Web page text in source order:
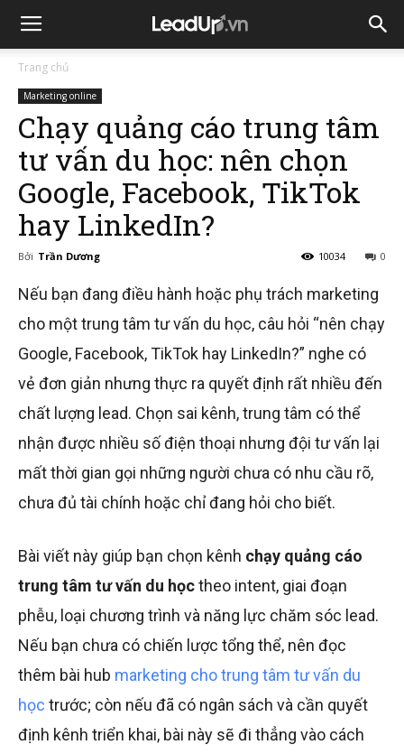
Trang chủ
Marketing online
Chạy quảng cáo trung tâm
tư vấn du học: nên chọn
Google, Facebook, TikTok
hay LinkedIn?
Bởi Trần Dương 0
10034
Nếu bạn đang điều hành hoặc phụ trách marketing
cho một trung tâm tư vấn du học, câu hỏi “nên chạy
Google, Facebook, TikTok hay LinkedIn?” nghe có
vẻ đơn giản nhưng thực ra quyết định rất nhiều đến
chất lượng lead. Chọn sai kênh, trung tâm có thể
nhận được nhiều số điện thoại nhưng đội tư vấn lại
mất thời gian gọi những người chưa có nhu cầu rõ,
chưa đủ tài chính hoặc chỉ đang hỏi cho biết.
Bài viết này giúp bạn chọn kênh chạy quảng cáo
trung tâm tư vấn du họctheo intent, giai đoạn
phễu, loại chương trình và năng lực chăm sóc lead.
Nếu bạn chưa có chiến lược tổng thể, nên đọc
thêm bài hub marketing cho trung tâm tư vấn du
học trước; còn nếu đã có ngân sách và cần quyết
định kênh triển khai, bài này sẽ đi thẳng vào cách